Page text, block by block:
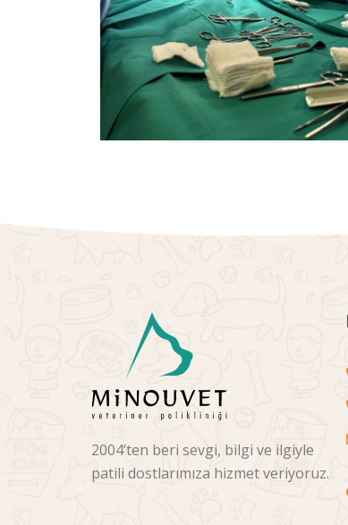
2004’ten beri sevgi, bilgi ve ilgiyle
patili dostlarımıza hizmet veriyoruz.